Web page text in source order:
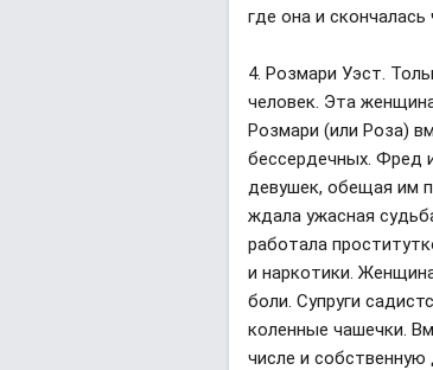
где она и скончалась
4. Розмари Уэст.
человек. Эта
Розмари (или Роза)
бессердечных. Фред
девушек, обещая им
ждала ужасная
работала
и наркотики.
боли. Супруги
коленные чашечки.
числе и собственную